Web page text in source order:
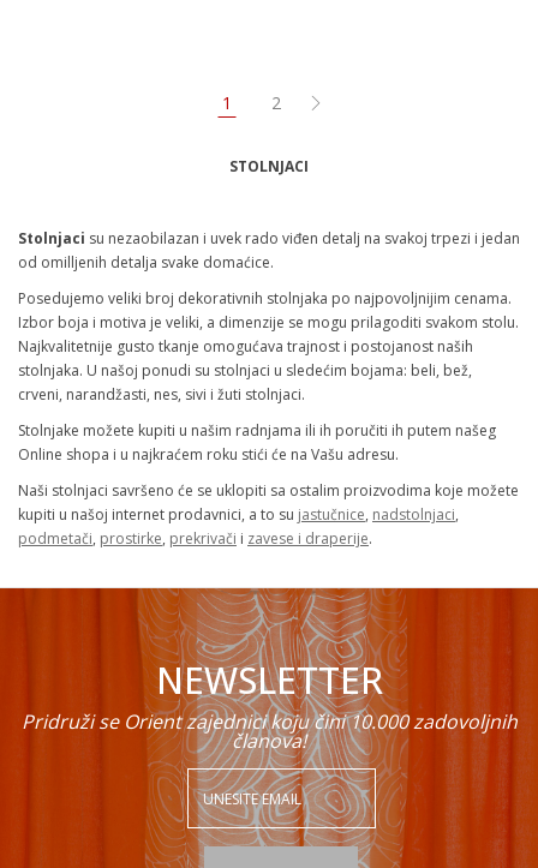
140X140
1 2
STOLNJACI
Stolnjaci su nezaobilazan i uvek rado viđen detalj na svakoj trpezi i jedan
od omilljenih detalja svake domaćice.
Posedujemo veliki broj dekorativnih stolnjaka po najpovoljnijim cenama.
Izbor boja i motiva je veliki, a dimenzije se mogu prilagoditi svakom stolu.
Najkvalitetnije gusto tkanje omogućava trajnost i postojanost naših
stolnjaka. U našoj ponudi su stolnjaci u sledećim bojama: beli, bež,
crveni, narandžasti, nes, sivi i žuti stolnjaci.
Stolnjake možete kupiti u našim radnjama ili ih poručiti ih putem našeg
Online shopa i u najkraćem roku stići će na Vašu adresu.
Naši stolnjaci savršeno će se uklopiti sa ostalim proizvodima koje možete
kupiti u našoj internet prodavnici, a to su jastučnice, nadstolnjaci,
podmetači, prostirke, prekrivači i zavese i draperije.
NEWSLETTER
Pridruži se Orient zajednici koju čini 10.000 zadovoljnih
članova!